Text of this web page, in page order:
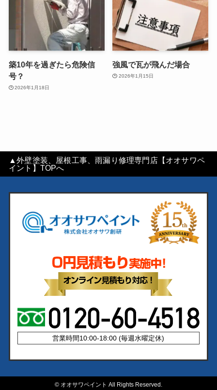
築10年を過ぎたら危険信
号？
2026年1月18日
強風で瓦が飛んだ場合
2026年1月15日
▲外壁塗装、屋根工事、雨漏り修理専門店【オオサワペ
イント】TOPへ
営業時間10:00-18:00 (毎週水曜定休)
© オオサワペイント All Rights Reserved.